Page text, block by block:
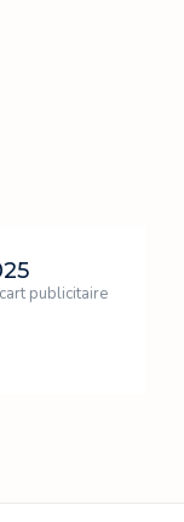
publicitaire